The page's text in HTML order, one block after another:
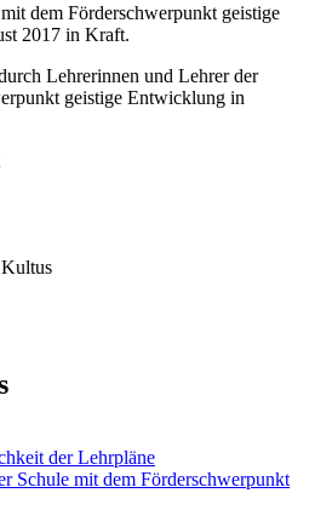
dem Förderschwerpunkt geistige
2017 in Kraft.
Lehrerinnen und Lehrer der
geistige Entwicklung in
der Lehrpläne
Schule mit dem Förderschwerpunkt